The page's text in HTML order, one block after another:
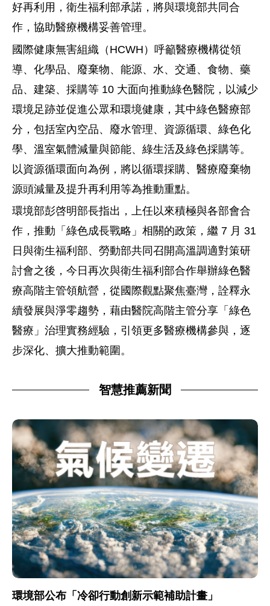
好再利用，衛生福利部承諾，將與環境部共同合
作，協助醫療機構妥善管理。
國際健康無害組織（HCWH）呼籲醫療機構從領
導、化學品、廢棄物、能源、水、交通、食物、藥
品、建築、採購等 10 大面向推動綠色醫院，以減少
環境足跡並促進公眾和環境健康，其中綠色醫療部
分，包括室內空品、廢水管理、資源循環、綠色化
學、溫室氣體減量與節能、綠生活及綠色採購等。
以資源循環面向為例，將以循環採購、醫療廢棄物
源頭減量及提升再利用等為推動重點。
環境部彭啓明部長指出，上任以來積極與各部會合
作，推動「綠色成長戰略」相關的政策，繼 7 月 31
日與衛生福利部、勞動部共同召開高溫調適對策研
討會之後，今日再次與衛生福利部合作舉辦綠色醫
療高階主管領航營，從國際觀點聚焦臺灣，詮釋永
續發展與淨零趨勢，藉由醫院高階主管分享「綠色
醫療」治理實務經驗，引領更多醫療機構參與，逐
步深化、擴大推動範圍。
智慧推薦新聞
環境部公布「冷卻行動創新示範補助計畫」